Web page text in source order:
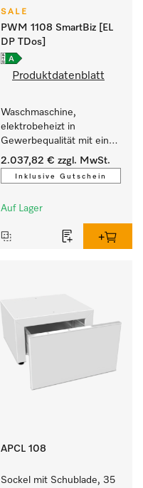
SALE
PWM 1108 SmartBiz [EL
DP TDos]
Produktdatenblatt
Waschmaschine,
elektrobeheizt in
Gewerbequalität mit einer
Laufzeit von 79 min,
automatische Dosierung.
2.037,82 € zzgl. MwSt.
Inklusive Gutschein
Auf Lager
APCL 108
Sockel mit Schublade, 35